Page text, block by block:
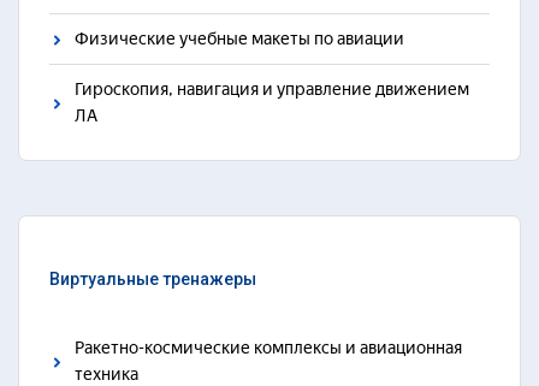
Физические учебные макеты по авиации
Гироскопия, навигация и управление движением
ЛА
Виртуальные тренажеры
Ракетно-космические комплексы и авиационная
техника